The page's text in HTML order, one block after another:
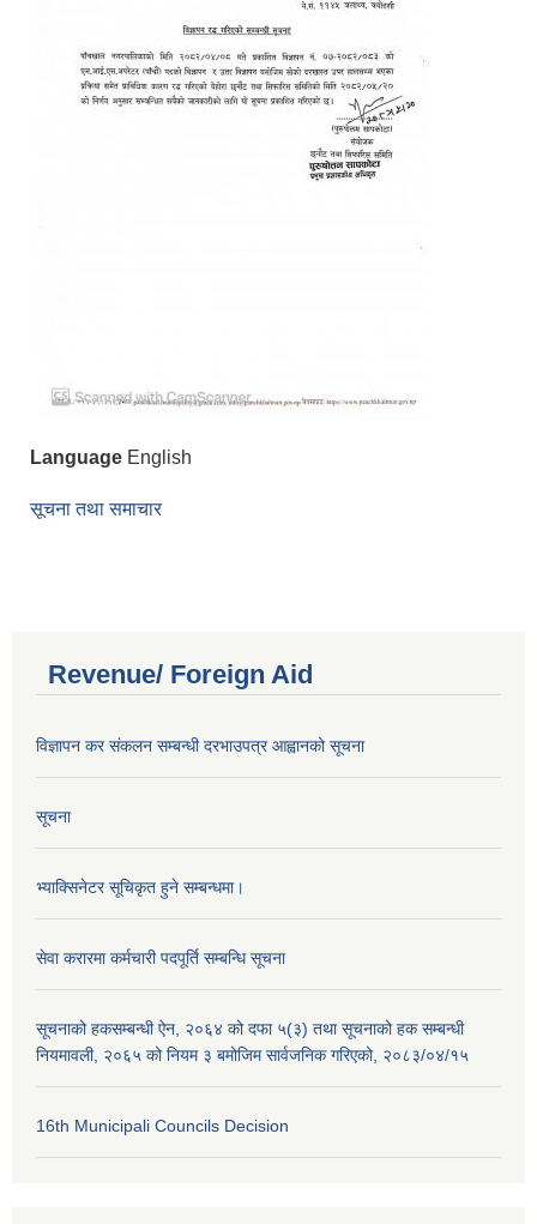
Language English
सूचना तथा समाचार
Revenue/ Foreign Aid
विज्ञापन कर संकलन सम्बन्धी दरभाउपत्र आह्वानको सूचना
सूचना
भ्याक्सिनेटर सूचिकृत हुने सम्बन्धमा।
सेवा करारमा कर्मचारी पदपूर्ति सम्बन्धि सूचना
सूचनाको हकसम्बन्धी ऐन, २०६४ को दफा ५(३) तथा सूचनाको हक सम्बन्धी
नियमावली, २०६५ को नियम ३ बमोजिम सार्वजनिक गरिएको, २०८३/०४/१५
16th Municipali Councils Decision